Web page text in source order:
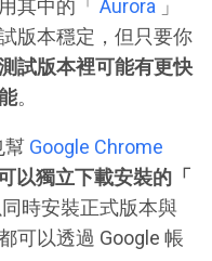
其中的「 Aurora 」
版本穩定，但只要你
試版本裡可能有更快
。
幫 Google Chrome
以獨立下載安裝的「
時安裝正式版本與
可以透過 Google 帳